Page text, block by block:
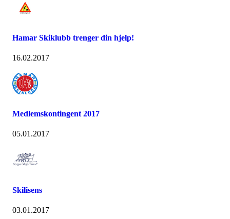
Hamar Skiklubb trenger din hjelp!
16.02.2017
Medlemskontingent 2017
05.01.2017
Skilisens
03.01.2017